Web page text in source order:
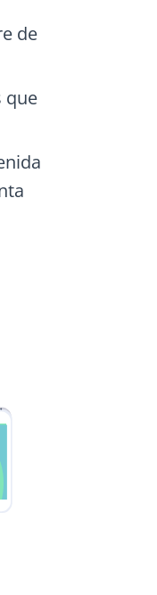
de
que